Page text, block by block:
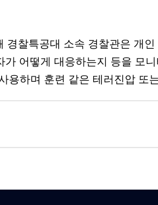
경찰특공대 소속 경찰관은 개
어떻게 대응하는지 등을 모
용하며 훈련 같은 테러진압